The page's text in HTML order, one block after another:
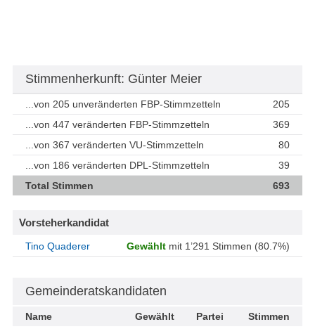
Stimmenherkunft: Günter Meier
...von 205 unveränderten FBP-Stimmzetteln
205
...von 447 veränderten FBP-Stimmzetteln
369
...von 367 veränderten VU-Stimmzetteln
80
...von 186 veränderten DPL-Stimmzetteln
39
Total Stimmen
693
Vorsteherkandidat
Tino Quaderer Gewählt mit 1’291 Stimmen (80.7%)
Gemeinderatskandidaten
Name Gewählt Partei Stimmen